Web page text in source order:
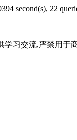
second(s), 22
习交流,严禁用于